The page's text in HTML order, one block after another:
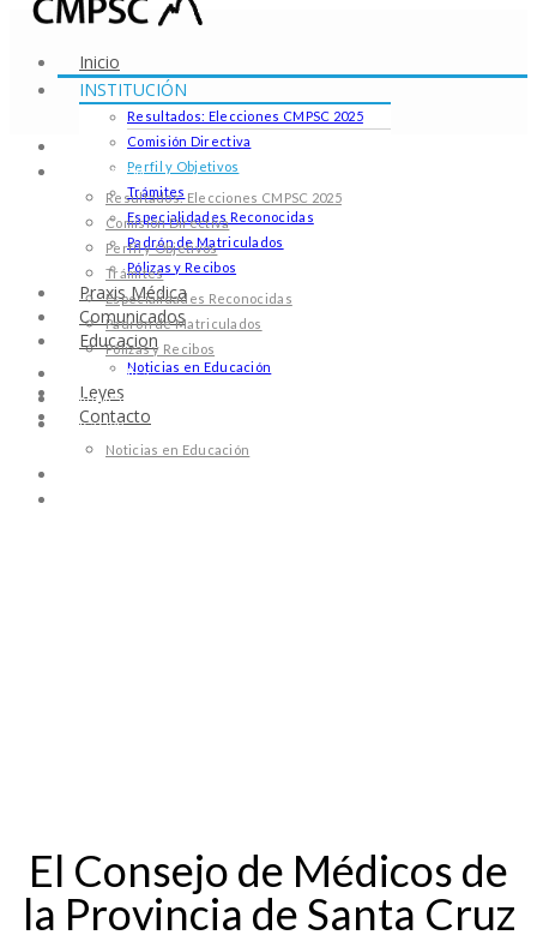
Inicio
INSTITUCIÓN
Resultados: Elecciones CMPSC 2025
Comisión Directiva
Perfil y Objetivos
Trámites
Especialidades Reconocidas
Padrón de Matriculados
Pólizas y Recibos
Praxis Médica
Comunicados
Educacion
Noticias en Educación
Leyes
Contacto
INSTITUCIÓN
Resultados: Elecciones CMPSC 2025
Comisión Directiva
Perfil y Objetivos
Trámites
Especialidades Reconocidas
Padrón de Matriculados
Pólizas y Recibos
Praxis Médica
Comunicados
Educacion
Noticias en Educación
El Consejo de Médicos de
la Provincia de Santa Cruz